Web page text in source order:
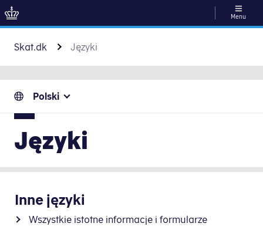
Menu
Skat.dk Języki
Polski
Języki
Inne języki
Wszystkie istotne informacje i formularze